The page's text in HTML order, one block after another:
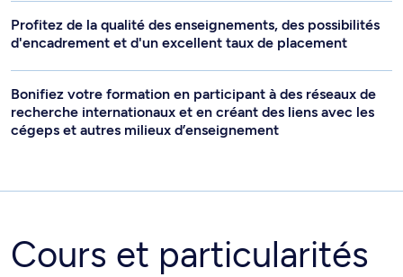
Profitez de la qualité des enseignements, des possibilités
d'encadrement et d'un excellent taux de placement
Bonifiez votre formation en participant à des réseaux de
recherche internationaux et en créant des liens avec les
cégeps et autres milieux d’enseignement
Cours et particularités